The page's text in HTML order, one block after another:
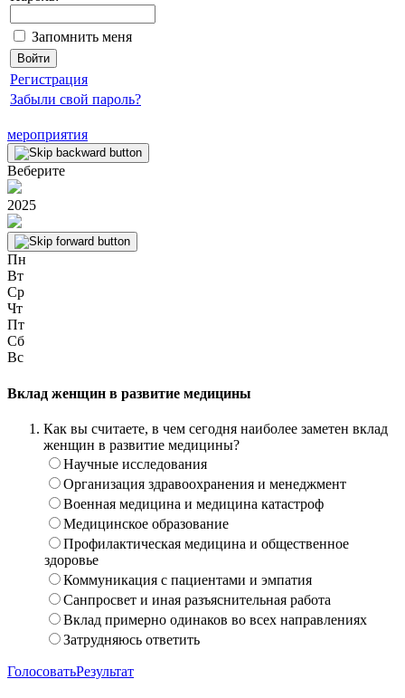
Запомнить меня
Регистрация
Забыли свой пароль?
мероприятия
Веберите
2025
Пн
Вт
Ср
Чт
Пт
Сб
Вс
Вклад женщин в развитие медицины
Как вы считаете, в чем сегодня наиболее заметен вклад
женщин в развитие медицины?
Научные исследования
Организация здравоохранения и менеджмент
Военная медицина и медицина катастроф
Медицинское образование
Профилактическая медицина и общественное
здоровье
Коммуникация с пациентами и эмпатия
Санпросвет и иная разъяснительная работа
Вклад примерно одинаков во всех направлениях
Затрудняюсь ответить
ГолосоватьРезультат